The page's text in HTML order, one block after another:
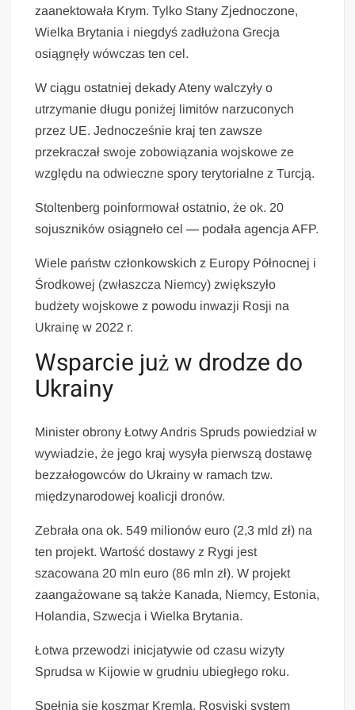
zaanektowała Krym. Tylko Stany Zjednoczone,
Wielka Brytania i niegdyś zadłużona Grecja
osiągnęły wówczas ten cel.
W ciągu ostatniej dekady Ateny walczyły o
utrzymanie długu poniżej limitów narzuconych
przez UE. Jednocześnie kraj ten zawsze
przekraczał swoje zobowiązania wojskowe ze
względu na odwieczne spory terytorialne z Turcją.
Stoltenberg poinformował ostatnio, że ok. 20
sojuszników osiągneło cel — podała agencja AFP.
Wiele państw członkowskich z Europy Północnej i
Środkowej (zwłaszcza Niemcy) zwiększyło
budżety wojskowe z powodu inwazji Rosji na
Ukrainę w 2022 r.
Wsparcie już w drodze do
Ukrainy
Minister obrony Łotwy Andris Spruds powiedział w
wywiadzie, że jego kraj wysyła pierwszą dostawę
bezzałogowców do Ukrainy w ramach tzw.
międzynarodowej koalicji dronów.
Zebrała ona ok. 549 milionów euro (2,3 mld zł) na
ten projekt. Wartość dostawy z Rygi jest
szacowana 20 mln euro (86 mln zł). W projekt
zaangażowane są także Kanada, Niemcy, Estonia,
Holandia, Szwecja i Wielka Brytania.
Łotwa przewodzi inicjatywie od czasu wizyty
Sprudsa w Kijowie w grudniu ubiegłego roku.
Spełnia się koszmar Kremla. Rosyjski system